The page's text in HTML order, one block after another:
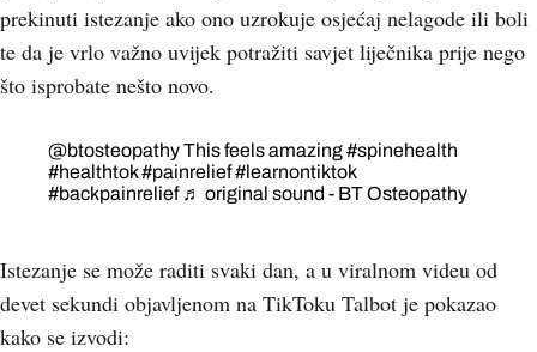
prekinuti istezanje ako ono uzrokuje osjećaj nelagode ili boli
te da je vrlo važno uvijek potražiti savjet liječnika prije nego
što isprobate nešto novo.
@btosteopathyThis feels amazing#spinehealth
#healthtok#painrelief#learnontiktok
#backpainrelief ♬ original sound - BT Osteopathy
Istezanje se može raditi svaki dan, a u viralnom videu od
devet sekundi objavljenom na TikToku Talbot je pokazao
kako se izvodi: